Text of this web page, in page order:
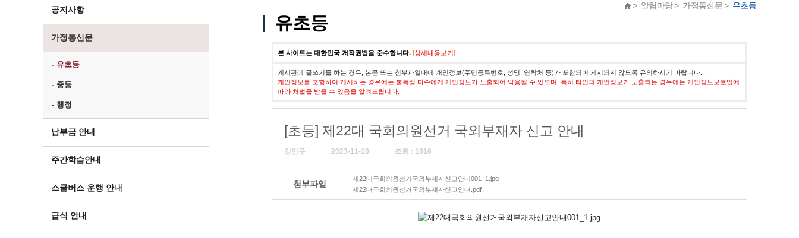
공지사항
가정통신문
- 유초등
- 중등
- 행정
납부금 안내
주간학습안내
스쿨버스 운행 안내
급식 안내
> 알림마당 > 가정통신문 > 유초등
유초등
본 사이트는 대한민국 저작권법을 준수합니다. [상세내용보기]
게시판에 글쓰기를 하는 경우, 본문 또는 첨부파일내에 개인정보(주민등록번호, 성명, 연락처 등)가 포함되어 게시되지 않도록 유의하시기 바랍니다.
개인정보를 포함하여 게시하는 경우에는 불특정 다수에게 개인정보가 노출되어 악용될 수 있으며, 특히 타인의 개인정보가 노출되는 경우에는 개인정보보호법에
따라 처벌을 받을 수 있음을 알려드립니다.
[초등] 제22대 국회의원선거 국외부재자 신고 안내
강인구 2023-11-10 조회 : 1016
첨부파일
제22대국회의원선거국외부재자신고안내001_1.jpg
제22대국회의원선거국외부재자신고안내.pdf